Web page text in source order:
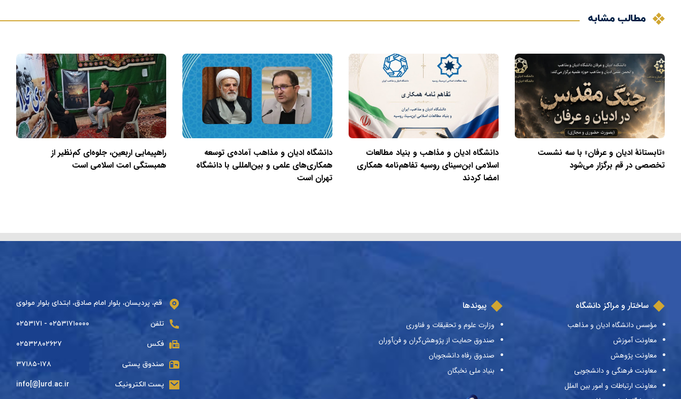
مطالب مشابه
«تابستانهٔ ادیان و عرفان» با سه نشست
تخصصی در قم برگزار می‌شود
دانشگاه ادیان و مذاهب و بنیاد مطالعات
اسلامی ابن‌سینای روسیه تفاهم‌نامه همکاری
امضا کردند
دانشگاه ادیان و مذاهب آماده‌ی توسعه
همکاری‌های علمی و بین‌المللی با دانشگاه
تهران است
راهپیمایی اربعین، جلوه‌ای کم‌نظیر از
همبستگی امت اسلامی است
ساختار و مراکز دانشگاه
مؤسس دانشگاه ادیان و مذاهب
معاونت آموزش
معاونت پژوهش
معاونت فرهنگی و دانشجویی
معاونت ارتباطات و امور بین الملل
پیوندها
وزارت علوم و تحقیقات و فناوری
صندوق حمایت از پژوهش‌گران و فن‌آوران
صندوق رفاه دانشجویان
بنیاد ملی نخبگان
قم، پردیسان، بلوار امام صادق، ابتدای بلوار مولوی
تلفن ۰۲۵۳۱۷۱۰۰۰۰ - ۰۲۵۳۱۷۱
فکس ۰۲۵۳۲۸۰۲۶۲۷
صندوق پستی ۳۷۱۸۵-۱۷۸
پست الکترونیک info[@]urd.ac.ir